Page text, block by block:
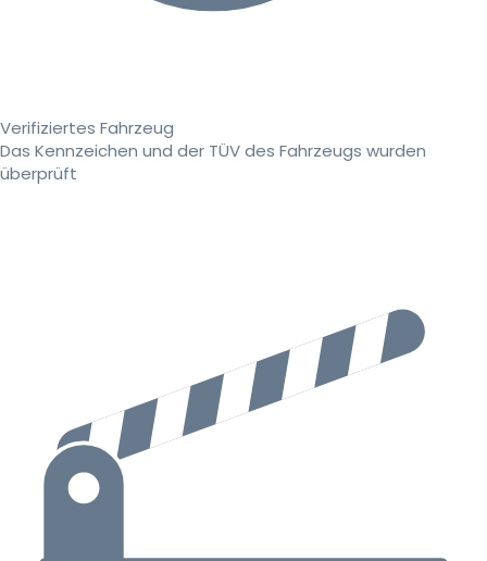
Verifiziertes Fahrzeug
Das Kennzeichen und der TÜV des Fahrzeugs wurden
überprüft